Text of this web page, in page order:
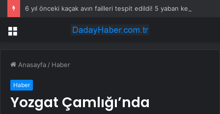
Menü
Anasayfa / Haber
Haber
Yozgat Çamlığı’nda